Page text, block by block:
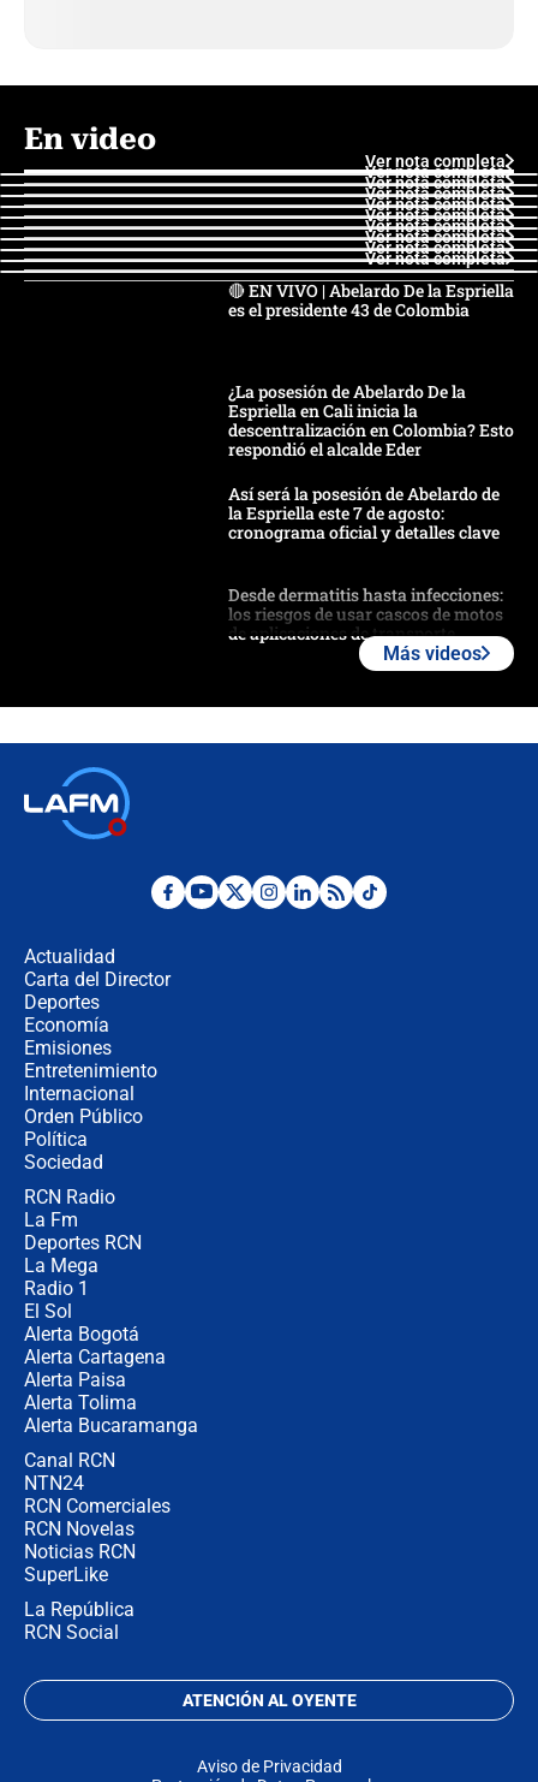
En video
Ver nota completa
Ver nota completa
Ver nota completa
Ver nota completa
Ver nota completa
Ver nota completa
Ver nota completa
Ver nota completa
Ver nota completa
Ver nota completa
🔴 EN VIVO | Abelardo De la Espriella
es el presidente 43 de Colombia
¿La posesión de Abelardo De la
Espriella en Cali inicia la
descentralización en Colombia? Esto
respondió el alcalde Eder
Así será la posesión de Abelardo de
la Espriella este 7 de agosto:
cronograma oficial y detalles clave
Desde dermatitis hasta infecciones:
los riesgos de usar cascos de motos
de aplicaciones de transporte
Posesión de Abelardo De La Espriella
Más videos
Actualidad
Carta del Director
Deportes
Economía
Emisiones
Entretenimiento
Internacional
Orden Público
Política
Sociedad
RCN Radio
La Fm
Deportes RCN
La Mega
Radio 1
El Sol
Alerta Bogotá
Alerta Cartagena
Alerta Paisa
Alerta Tolima
Alerta Bucaramanga
Canal RCN
NTN24
RCN Comerciales
RCN Novelas
Noticias RCN
SuperLike
La República
RCN Social
ATENCIÓN AL OYENTE
Aviso de Privacidad